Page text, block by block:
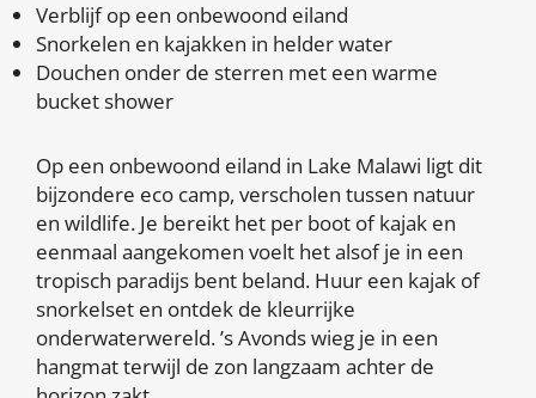
Verblijf op een onbewoond eiland
Snorkelen en kajakken in helder water
Douchen onder de sterren met een warme
bucket shower
Op een onbewoond eiland in Lake Malawi ligt dit
bijzondere eco camp, verscholen tussen natuur
en wildlife. Je bereikt het per boot of kajak en
eenmaal aangekomen voelt het alsof je in een
tropisch paradijs bent beland. Huur een kajak of
snorkelset en ontdek de kleurrijke
onderwaterwereld. ’s Avonds wieg je in een
hangmat terwijl de zon langzaam achter de